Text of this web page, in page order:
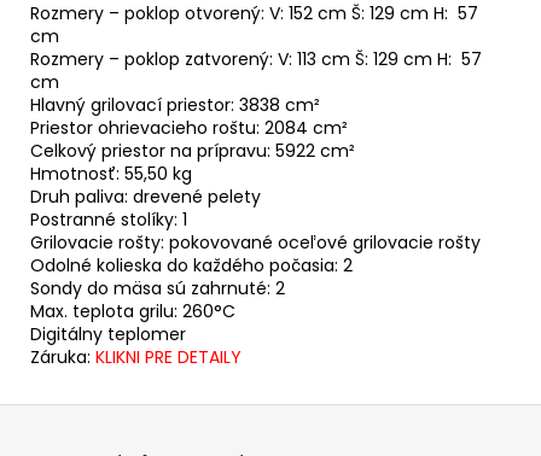
Rozmery – poklop otvorený: V: 152 cm Š: 129 cm H: 57
cm
Rozmery – poklop zatvorený: V: 113 cm Š: 129 cm H: 57
cm
Hlavný grilovací priestor: 3838 cm²
Priestor ohrievacieho roštu: 2084 cm²
Celkový priestor na prípravu: 5922 cm²
Hmotnosť: 55,50 kg
Druh paliva: drevené pelety
Postranné stolíky: 1
Grilovacie rošty: pokovované oceľové grilovacie rošty
Odolné kolieska do každého počasia: 2
Sondy do mäsa sú zahrnuté: 2
Max. teplota grilu: 260°C
Digitálny teplomer
Záruka: KLIKNI PRE DETAILY